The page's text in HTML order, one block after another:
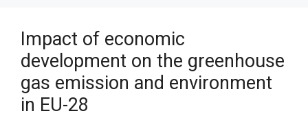
Impact of economic
development on the greenhouse
gas emission and environment
in EU-28